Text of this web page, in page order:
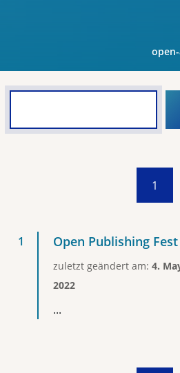
1
Open Publishing Fest
zuletzt geändert am: 4.
2022
...